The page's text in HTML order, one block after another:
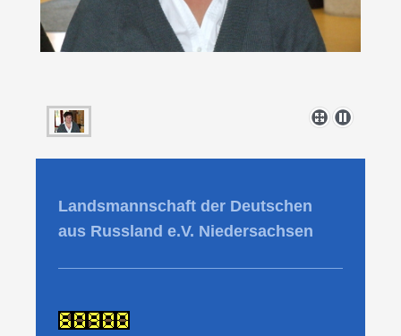
Landsmannschaft der Deutschen
aus Russland e.V. Niedersachsen